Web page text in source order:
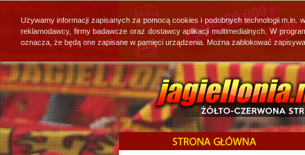
Używamy informacji zapisanych za pomocą cookies i podobnych technologii
reklamodawcy, firmy badawcze oraz dostawcy aplikacji multimedialnych. W
oznacza, że będą one zapisane w pamięci urządzenia. Można zablokować